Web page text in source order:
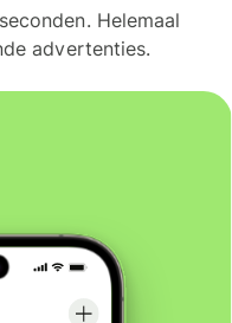
Helemaal
advertenties.